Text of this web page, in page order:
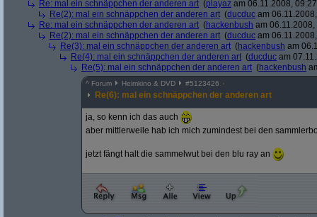
Re: mal ein schnäppchen der anderen art (playaz am 06.11.2008,
Re(2): mal ein schnäppchen der anderen art (ducduc am
Re: mal ein schnäppchen der anderen art (hackenbush am
Re(2): mal ein schnäppchen der anderen art (ducduc am
Re(3): mal ein schnäppchen der anderen art (hackenbush am
Re(4): mal ein schnäppchen der anderen art (ducduc am
Re(5): mal ein schnäppchen der anderen art (hackenbush
^ Forum Heimkino & DVD #5123426
Re(6): mal ein schnäppchen der anderen art
ja, so kenn ich das auch
aber mittlerweile hab ich mich zumindest bei den
jetzt fängt halt die sammelwut bei den blu ray an